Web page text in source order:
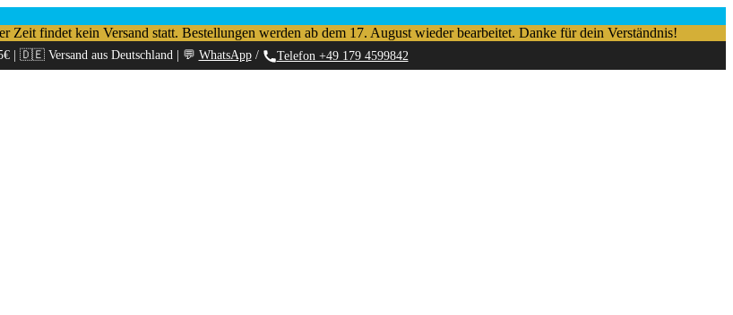
findet kein Versand statt. Bestellungen werden ab dem 17. August wieder bearbeitet. Danke für dein Verständnis!
| 🇩🇪 Versand aus Deutschland | 💬 WhatsApp/ Telefon +49 179 4599842